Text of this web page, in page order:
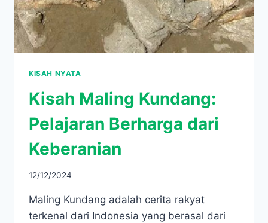
KISAH NYATA
Kisah Maling Kundang:
Pelajaran Berharga dari
Keberanian
12/12/2024
Maling Kundang adalah cerita rakyat
terkenal dari Indonesia yang berasal dari